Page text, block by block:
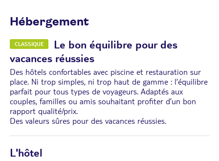
Hébergement
CLASSIQUE
Le bon équilibre pour des
vacances réussies
Des hôtels confortables avec piscine et restauration sur
place. Ni trop simples, ni trop haut de gamme : l’équilibre
parfait pour tous types de voyageurs. Adaptés aux
couples, familles ou amis souhaitant profiter d’un bon
rapport qualité/prix.
Des valeurs sûres pour des vacances réussies.
L'hôtel